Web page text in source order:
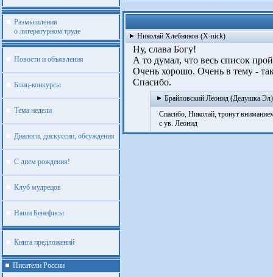
Размышления
о литературном труде
Новости и объявления
Блиц-конкурсы
Тема недели
Диалоги, дискуссии, обсуждения
С днем рождения!
Клуб мудрецов
Наши Бенефисы
Книга предложений
Писатели России
Николай Хлебников (X-nick)
Ну, слава Богу!
А то думал, что весь список
Очень хорошо. Очень в тему -
Спасибо.
Брайловский Леонид (Дедушка Эл)
Спасибо, Николай, тронут
с ув. Леонид